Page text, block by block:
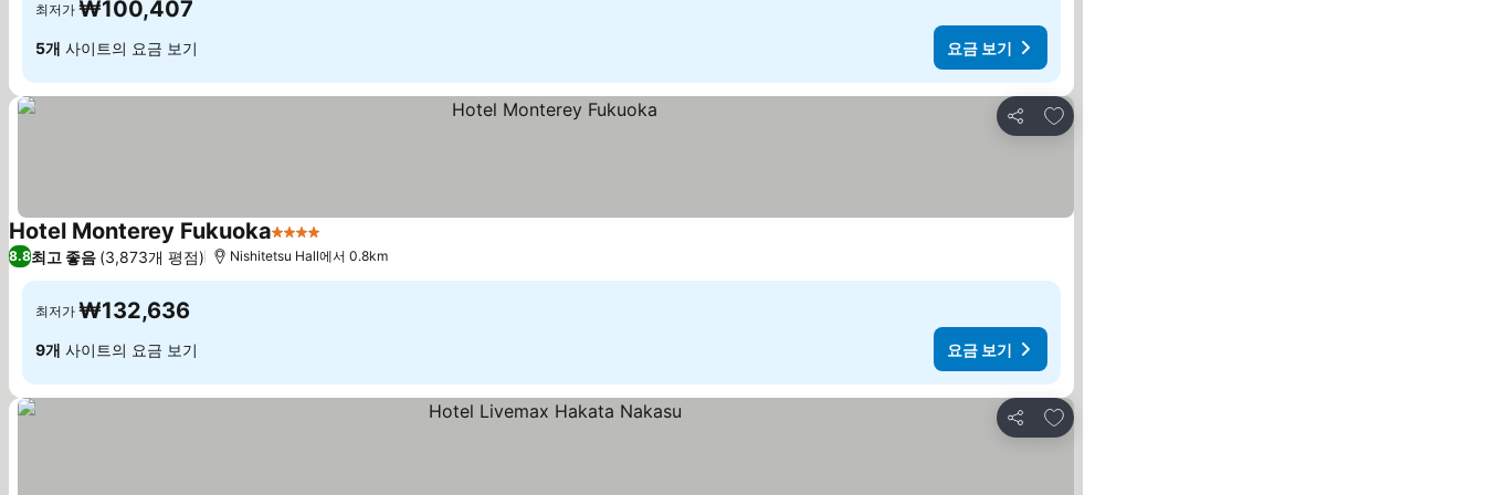
최저가 ₩100,407
5개 사이트의 요금 보기 요금 보기
공유
즐겨찾기에 추가
Hotel Monterey Fukuoka4 성급
8.8최고 좋음 (3,873개 평점) Nishitetsu Hall에서 0.8km
최저가 ₩132,636
9개 사이트의 요금 보기 요금 보기
공유
즐겨찾기에 추가